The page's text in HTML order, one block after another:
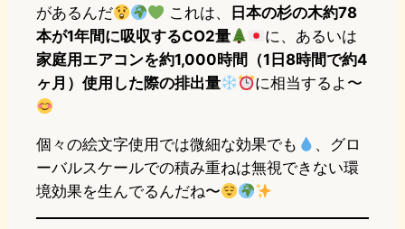
があるんだ
これは、
日本の杉の木約78
本が1年間に吸収するCO2量
に、あるいは
家庭用エアコンを約1,000時間（1日8時間で約4
ヶ月）使用した際の排出量
に相当するよ〜
個々の絵文字使用では微細な効果でも
、グロ
ーバルスケールでの積み重ねは無視できない環
境効果を生んでるんだね〜